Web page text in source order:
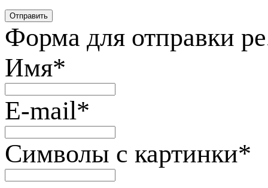
Форма для отправки
Имя*
E-mail*
Символы с картинки*